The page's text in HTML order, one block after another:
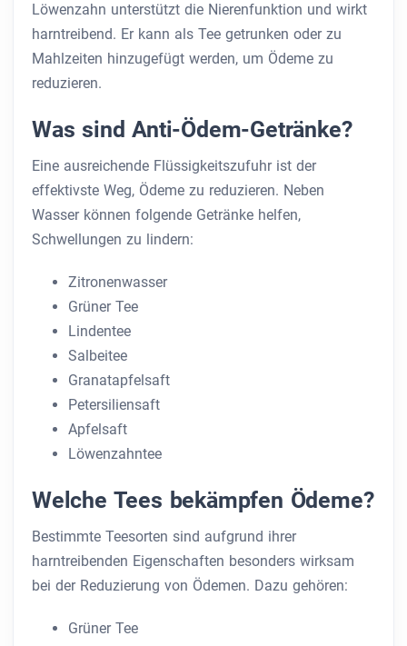
Löwenzahn unterstützt die Nierenfunktion und wirkt
harntreibend. Er kann als Tee getrunken oder zu
Mahlzeiten hinzugefügt werden, um Ödeme zu
reduzieren.
Was sind Anti-Ödem-Getränke?
Eine ausreichende Flüssigkeitszufuhr ist der
effektivste Weg, Ödeme zu reduzieren. Neben
Wasser können folgende Getränke helfen,
Schwellungen zu lindern:
Zitronenwasser
Grüner Tee
Lindentee
Salbeitee
Granatapfelsaft
Petersiliensaft
Apfelsaft
Löwenzahntee
Welche Tees bekämpfen Ödeme?
Bestimmte Teesorten sind aufgrund ihrer
harntreibenden Eigenschaften besonders wirksam
bei der Reduzierung von Ödemen. Dazu gehören:
Grüner Tee